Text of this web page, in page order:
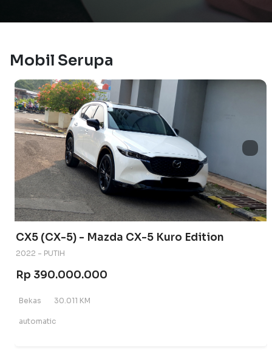
Mobil Serupa
CX5 (CX-5) - Mazda CX-5 Kuro Edition
2022 - PUTIH
Rp 390.000.000
Bekas 30.011 KM
automatic